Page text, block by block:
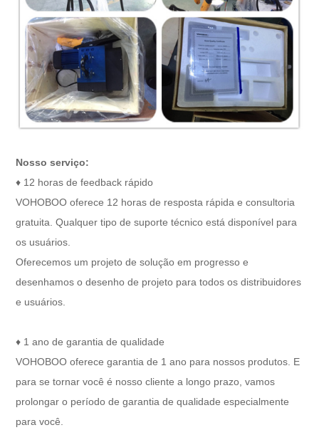
Nosso serviço:
♦ 12 horas de feedback rápido
VOHOBOO oferece 12 horas de resposta rápida e consultoria
gratuita. Qualquer tipo de suporte técnico está disponível para
os usuários.
Oferecemos um projeto de solução em progresso e
desenhamos o desenho de projeto para todos os distribuidores
e usuários.
♦ 1 ano de garantia de qualidade
VOHOBOO oferece garantia de 1 ano para nossos produtos. E
para se tornar você é nosso cliente a longo prazo, vamos
prolongar o período de garantia de qualidade especialmente
para você.